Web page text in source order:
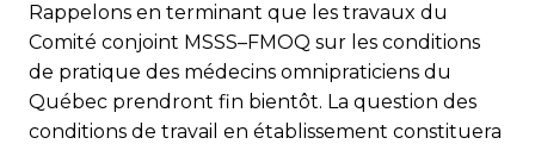
Rappelons en terminant que les travaux du
Comité conjoint MSSS–FMOQ sur les conditions
de pratique des médecins omnipraticiens du
Québec prendront fin bientôt. La question des
conditions de travail en établissement constituera